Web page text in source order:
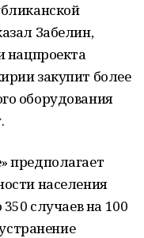
Забелин,
нацпроекта
закупит более
оборудования
предполагает
населения
случаев на 100